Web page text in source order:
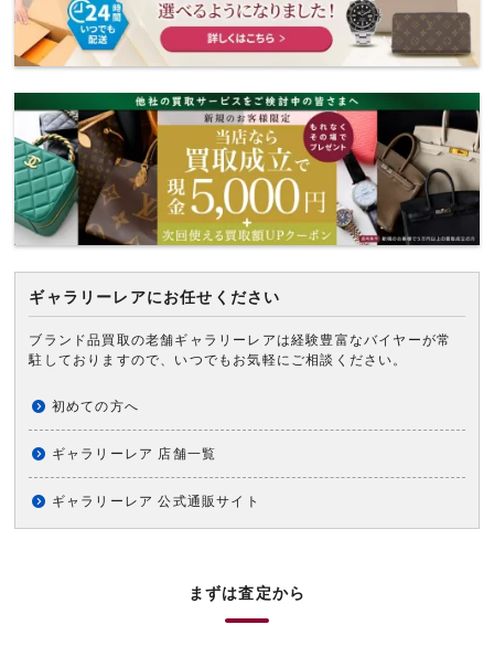
ギャラリーレアにお任せください
ブランド品買取の老舗ギャラリーレアは経験豊富なバイヤーが常
駐しておりますので、いつでもお気軽にご相談ください。
初めての方へ
ギャラリーレア 店舗一覧
ギャラリーレア 公式通販サイト
まずは査定から